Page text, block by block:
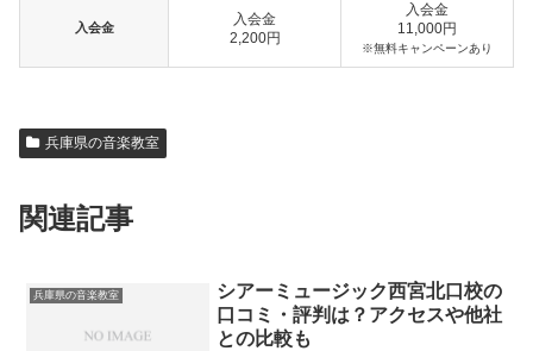
入会金
入会金
2,200円
入会金
11,000円
※無料キャンペーンあり
兵庫県の音楽教室
関連記事
兵庫県の音楽教室
シアーミュージック西宮北口校の
口コミ・評判は？アクセスや他社
との比較も